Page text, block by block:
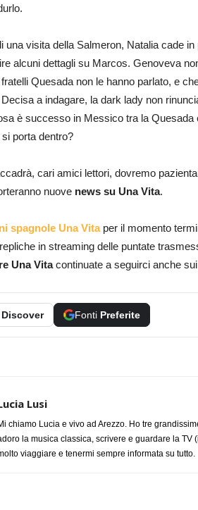
una visita della Salmeron, Natalia cade
alcuni dettagli su Marcos. Genoveva
fratelli Quesada non le hanno parlato, e
a indagare, la dark lady non
è successo in Messico tra la
porta dentro?
cari amici lettori, dovremo
nuove news su Una Vita.
spagnole Una Vitaper il momento
in streaming delle puntate
Una Vitacontinuate a seguirci anche
Discover Fonti Preferite
Lusi
chiamo Lucia e vivo ad Arezzo. Ho tre
la musica classica, scrivere e guardare la TV
viaggiare e tenermi sempre informata su tutto.